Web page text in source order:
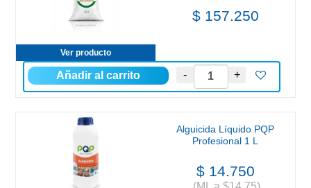
Ver producto
$ 157.250
Alguicida Líquido PQP
Profesional 1 L
$ 14.750